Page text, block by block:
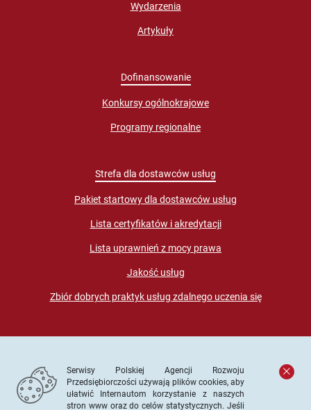
Wydarzenia
Artykuły
Dofinansowanie
Konkursy ogólnokrajowe
Programy regionalne
Strefa dla dostawców usług
Pakiet startowy dla dostawców usług
Lista certyfikatów i akredytacji
Lista uprawnień z mocy prawa
Jakość usług
Zbiór dobrych praktyk usług zdalnego uczenia się
Serwisy Polskiej Agencji Rozwoju
Przedsiębiorczości używają plików cookies, aby
ułatwić Internautom korzystanie z naszych
stron www oraz do celów statystycznych. Jeśli